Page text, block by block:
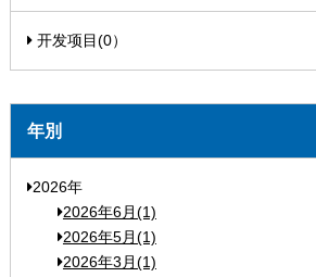
开发项目(0）
年別
2026年
2026年6月(1)
2026年5月(1)
2026年3月(1)